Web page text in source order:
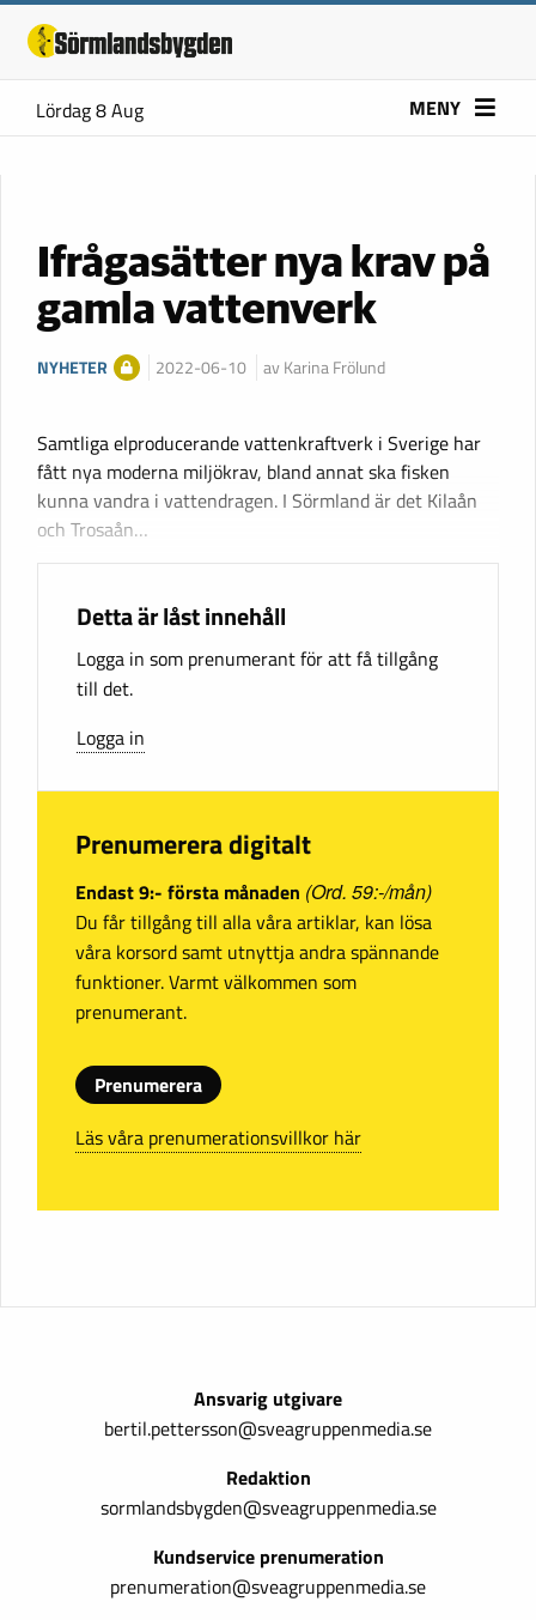
Lördag 8 Aug MENY
Ifrågasätter nya krav på
gamla vattenverk
NYHETER 2022-06-10 av Karina Frölund
Samtliga elproducerande vattenkraftverk i Sverige har
fått nya moderna miljökrav, bland annat ska fisken
kunna vandra i vattendragen. I Sörmland är det Kilaån
och Trosaån…
Detta är låst innehåll
Logga in som prenumerant för att få tillgång
till det.
Logga in
Prenumerera digitalt
Endast 9:- första månaden (Ord. 59:-/mån)
Du får tillgång till alla våra artiklar, kan lösa
våra korsord samt utnyttja andra spännande
funktioner. Varmt välkommen som
prenumerant.
Prenumerera
Läs våra prenumerationsvillkor här
Ansvarig utgivare
bertil.pettersson@sveagruppenmedia.se
Redaktion
sormlandsbygden@sveagruppenmedia.se
Kundservice prenumeration
prenumeration@sveagruppenmedia.se